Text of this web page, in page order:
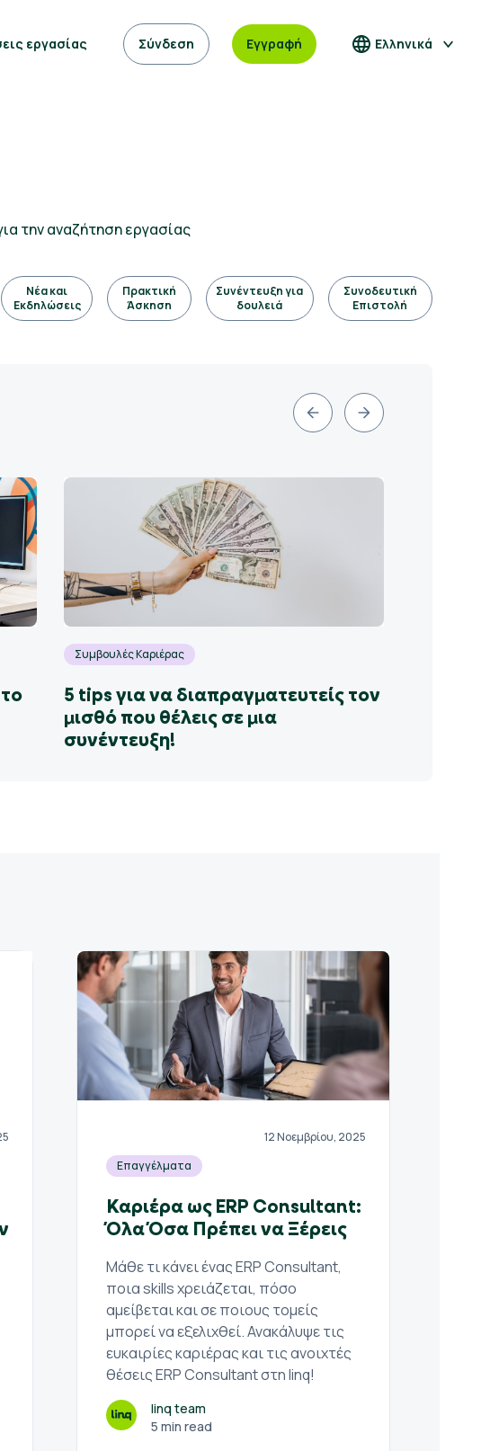
εργασίας Σύνδεση Εγγραφή Ελληνικά
την αναζήτηση εργασίας
Νέα και
Εκδηλώσεις
Πρακτική
Άσκηση
Συνέντευξη για
δουλειά
Συνοδευτική
Επιστολή
Συμβουλές Καριέρας
5 tips για να διαπραγματευτείς τον
μισθό που θέλεις σε μια
συνέντευξη!
12 Νοεμβρίου, 2025
Επαγγέλματα
Καριέρα ως ERP Consultant:
Όλα Όσα Πρέπει να Ξέρεις
Μάθε τι κάνει ένας ERP Consultant,
ποια skills χρειάζεται, πόσο
αμείβεται και σε ποιους τομείς
μπορεί να εξελιχθεί. Ανακάλυψε τις
ευκαιρίες καριέρας και τις ανοιχτές
θέσεις ERP Consultant στη linq!
linq team
5 min read